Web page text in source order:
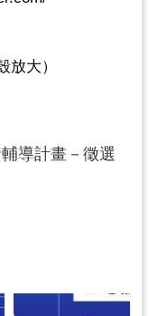
放大）
導計畫－徵選